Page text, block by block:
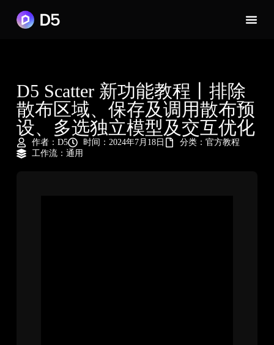
D5 Scatter 新功能教程丨排除
散布区域、保存及调用散布预
设、多选独立模型及交互优化
作者： D5 时间：2024年7月18日 分类： 官方教程
工作流： 通用